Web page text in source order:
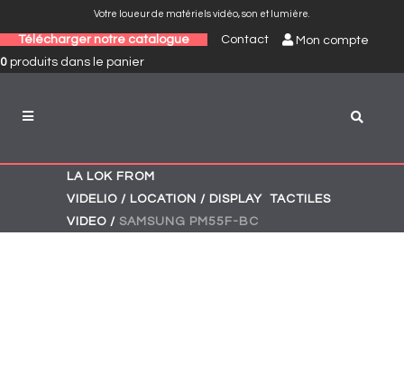
Votre loueur de matériels vidéo, son et lumière.
Télécharger notre catalogue Contact
Mon compte
0 produits dans le panier
LA LOK FROM
VIDELIO / LOCATION / DISPLAY TACTILES
VIDEO / SAMSUNG PM55F-BC